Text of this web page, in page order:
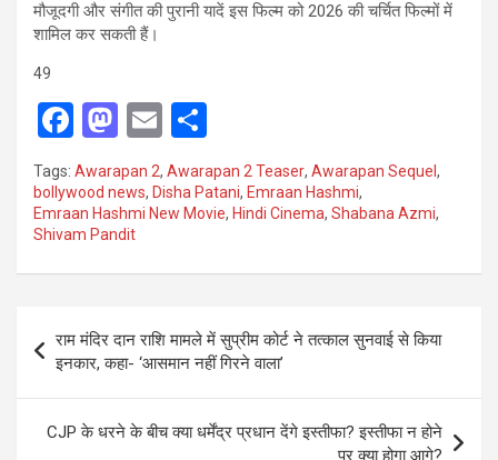
मौजूदगी और संगीत की पुरानी यादें इस फिल्म को 2026 की चर्चित फिल्मों में
शामिल कर सकती हैं।
49
F
a
ce
b
o
k
M
st
o
d
n
E
m
ail ar
e
Tags: Awarapan 2, Awarapan 2 Teaser, Awarapan Sequel ,
bollywood news, Disha Patani, Emraan Hashmi,
Emraan Hashmi New Movie, Hindi Cinema, Shabana Azmi,
Shivam Pandit
navigation
राम मंदिर दान राशि मामले में सुप्रीम कोर्ट ने तत्काल सुनवाई से किया
इनकार, कहा- ‘आसमान नहीं गिरने वाला’
CJP के धरने के बीच क्या धर्मेंद्र प्रधान देंगे इस्तीफा? इस्तीफा न होने